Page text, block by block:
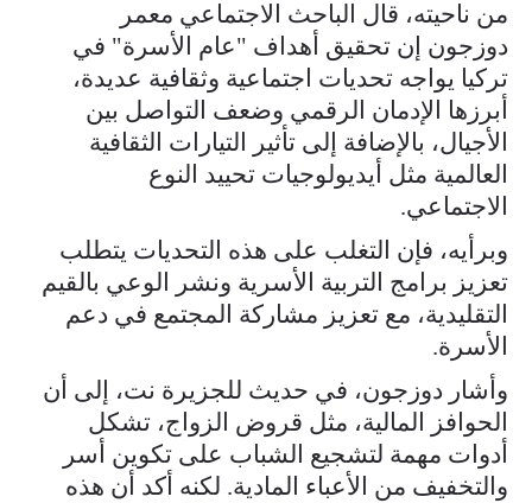
من ناحيته، قال الباحث الاجتماعي معمر
دوزجون إن تحقيق أهداف "عام الأسرة" في
تركيا يواجه تحديات اجتماعية وثقافية عديدة،
أبرزها الإدمان الرقمي وضعف التواصل بين
الأجيال، بالإضافة إلى تأثير التيارات الثقافية
العالمية مثل أيديولوجيات تحييد النوع
الاجتماعي.
وبرأيه، فإن التغلب على هذه التحديات يتطلب
تعزيز برامج التربية الأسرية ونشر الوعي بالقيم
التقليدية، مع تعزيز مشاركة المجتمع في دعم
الأسرة.
وأشار دوزجون، في حديث للجزيرة نت، إلى أن
الحوافز المالية، مثل قروض الزواج، تشكل
أدوات مهمة لتشجيع الشباب على تكوين أسر
والتخفيف من الأعباء المادية. لكنه أكد أن هذه